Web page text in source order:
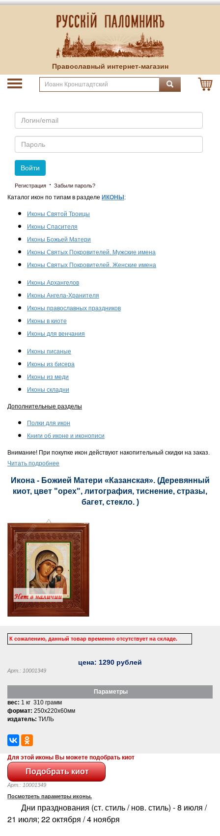
Православный интернет-магазин
Email
Пароль
Войти
Регистрация · Забыли пароль?
Каталог икон по типам в разделе ИКОНЫ :
Иконы Святой Троицы
Иконы Спасителя
Иконы Божьей Матери
Иконы Святых Покровителей. Мужские имена
Иконы Святых Покровителей. Женские имена
Иконы Архангелов
Иконы Ангела-Хранителя
Иконы православных праздников
Иконы в киоте
Иконы для венчания
Иконы писаные
Иконы из бисера
Иконы из меди
Иконы складни
Дополнительные разделы
Полки для икон
Книги об иконе и иконописи
Внимание! При покупке икон действуют накопительный скидки на заказ.
Читать подробнее
Икона - Божией Матери «Казанская». (Деревянный
киот, цвет "орех", литография, тиснение, стразы,
багет, стекло. )
К сожалению, данный товар временно отсутствует на складе.
цена: 1290 рублей
Арт.: 10001349
Параметры
вес: 1 кг 310 грамм
формат: 250x220x60мм
издатель: ТИЛЬ
Для этой иконы Вы можете подобрать киот
Арт.: 10001349
Посмотреть параметры иконы.
Дни празднования (ст. стиль / нов. стиль) - 8 июля /
21 июля; 22 октября / 4 ноября